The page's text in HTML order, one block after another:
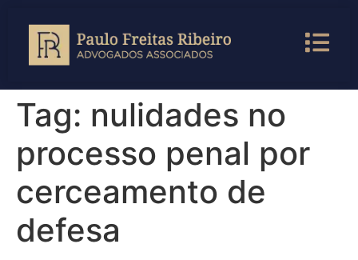
Tag: nulidades no
processo penal por
cerceamento de
defesa